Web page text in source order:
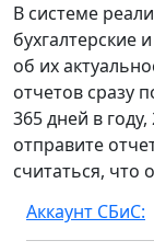
В системе
бухгалтерские
об их
отчетов сразу
365 дней в
отправите
считаться, что
Аккаунт СБиС: